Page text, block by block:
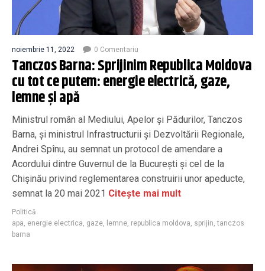
noiembrie 11, 2022 0 Comentariu
Tanczos Barna: Sprijinim Republica Moldova
cu tot ce putem: energie electrică, gaze,
lemne și apă
Ministrul român al Mediului, Apelor şi Pădurilor, Tanczos
Barna, și ministrul Infrastructurii şi Dezvoltării Regionale,
Andrei Spînu, au semnat un protocol de amendare a
Acordului dintre Guvernul de la Bucureşti şi cel de la
Chişinău privind reglementarea construirii unor apeducte,
semnat la 20 mai 2021 Citește mai mult
Politică
apa, energie electrica, gaze, lemne, republica moldova, sprijin,tanczos
barna